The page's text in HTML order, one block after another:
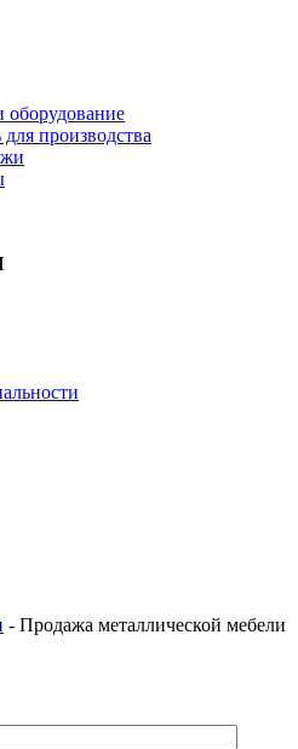
оборудование
производства
- Продажа металлической мебели